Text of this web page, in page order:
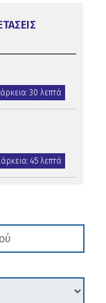
30 λεπτά
45 λεπτά